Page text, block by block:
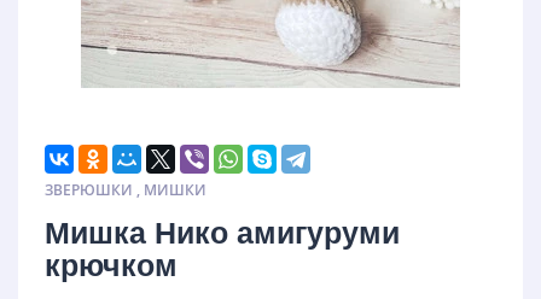
ЗВЕРЮШКИ , МИШКИ
Мишка Нико амигуруми
крючком